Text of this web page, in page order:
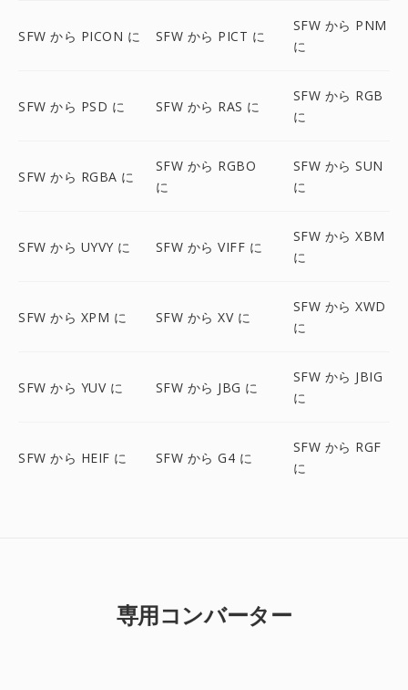
SFW から PICON に SFW から PICT に
SFW から PNM
に
SFW から PSD に SFW から RAS に
SFW から RGB
に
SFW から RGBA に
SFW から RGBO
に
SFW から SUN
に
SFW から UYVY に SFW から VIFF に
SFW から XBM
に
SFW から XPM に SFW から XV に
SFW から XWD
に
SFW から YUV に SFW から JBG に
SFW から JBIG
に
SFW から HEIF に SFW から G4 に
SFW から RGF
に
専用コンバーター